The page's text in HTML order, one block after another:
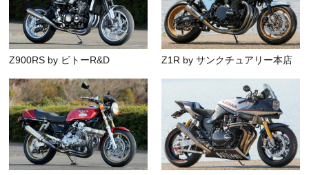
Z900RS by ビトーR&D Z1R by サンクチュアリー本店